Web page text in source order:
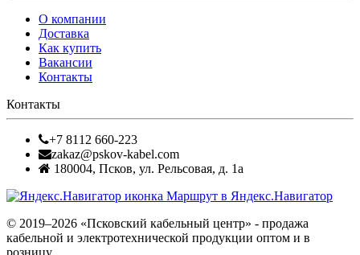
О компании
Доставка
Как купить
Вакансии
Контакты
Контакты
+7 8112 660-223
zakaz@pskov-kabel.com
180004, Псков, ул. Рельсовая, д. 1а
Маршрут в Яндекс.Навигатор
© 2019–2026 «Псковский кабельный центр» - продажа
кабельной и электротехнической продукции оптом и в
розницу.